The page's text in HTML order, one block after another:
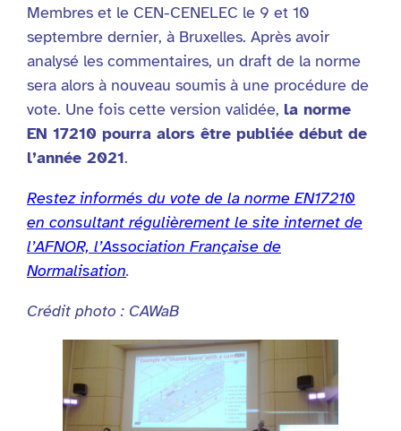
Membres et le CEN-CENELEC le 9 et 10
septembre dernier, à Bruxelles. Après avoir
analysé les commentaires, un draft de la norme
sera alors à nouveau soumis à une procédure de
vote. Une fois cette version validée, la norme
EN 17210 pourra alors être publiée début de
l’année 2021.
Restez informés du vote de la norme EN17210
en consultant régulièrement le site internet de
l’AFNOR, l’Association Française de
Normalisation.
Crédit photo : CAWaB